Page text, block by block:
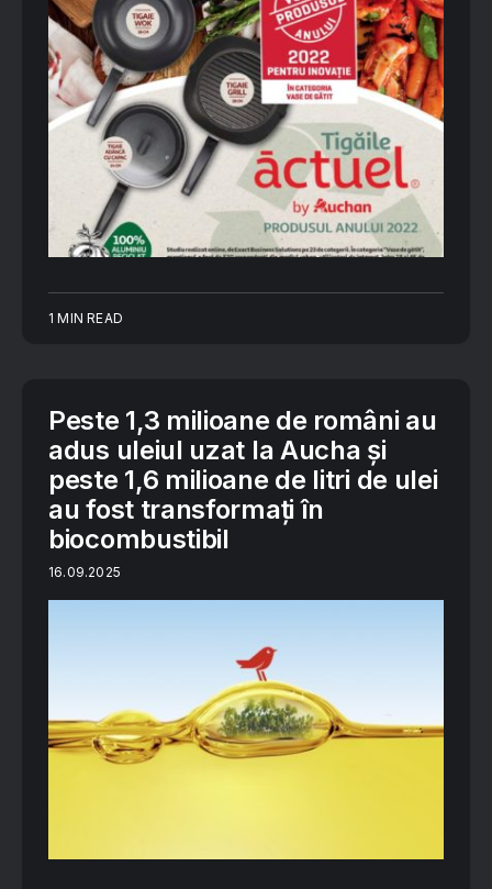
1 MIN READ
Peste 1,3 milioane de români au
adus uleiul uzat la Aucha și
peste 1,6 milioane de litri de ulei
au fost transformați în
biocombustibil
16.09.2025